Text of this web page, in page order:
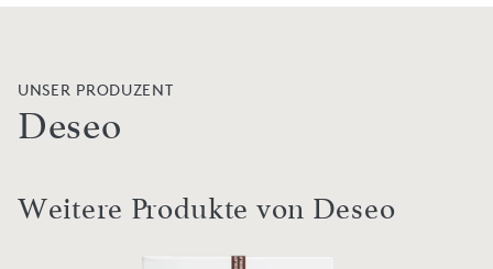
UNSER PRODUZENT
Deseo
Weitere Produkte von Deseo